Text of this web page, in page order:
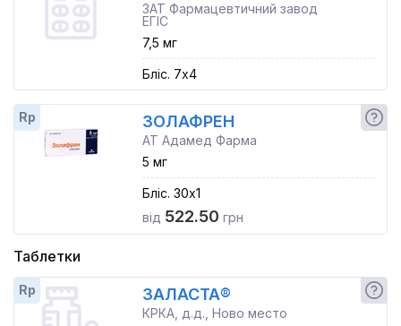
ЗАТ Фармацевтичний завод
ЕГІС
7,5 мг
Бліс. 7x4
Rp ЗОЛАФРЕН
АТ Адамед Фарма
5 мг
Бліс. 30x1
від 522.50 грн
Таблетки
Rp ЗАЛАСТА®
КРКА, д.д., Ново место